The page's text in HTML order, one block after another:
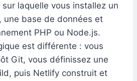
laquelle vous installez un
une base de données et
PHP ou Node.js.
est différente : vous
Git, vous définissez une
puis Netlify construit et